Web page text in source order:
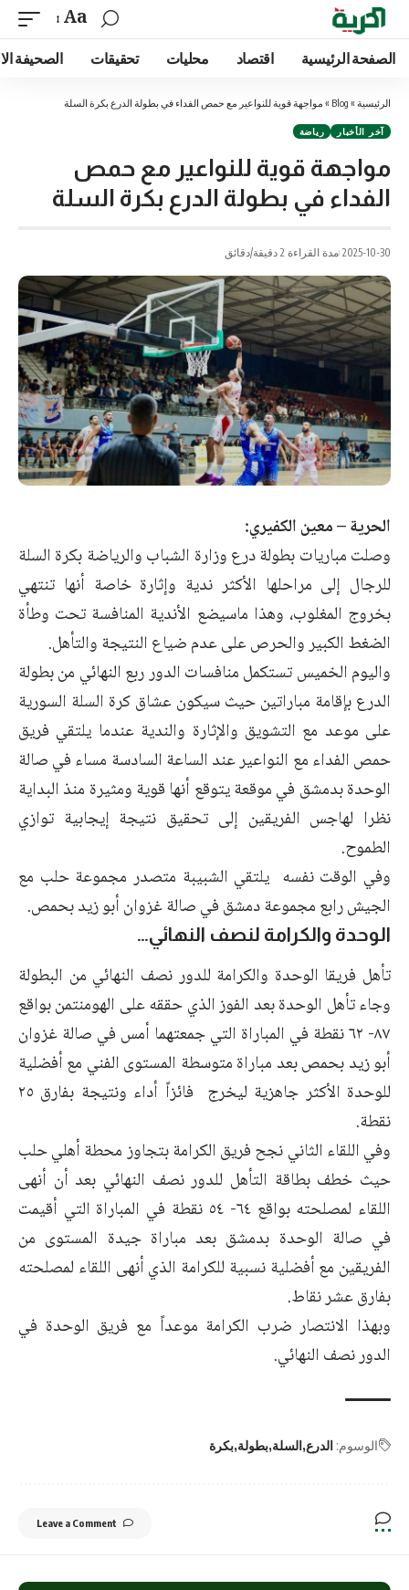
Aa
الصفحة الرئيسية اقتصاد محليات تحقيقات الصحيفة
الرئيسية »
Blog
» مواجهة قوية للنواعير مع حمص الفداء في بطولة الدرع بكرة السلة
آخر الأخبار رياضة
مواجهة قوية للنواعير مع حمص
الفداء في بطولة الدرع بكرة السلة
2025-10-30 مدة القراءة 2 دقيقة/دقائق
الحرية – معين الكفيري:
وصلت مباريات بطولة درع وزارة الشباب والرياضة بكرة السلة
للرجال إلى مراحلها الأكثر ندية وإثارة خاصة أنها تنتهي
بخروج المغلوب، وهذا ماسيضع الأندية المنافسة تحت وطأة
الضغط الكبير والحرص على عدم ضياع النتيجة والتأهل.
واليوم الخميس تستكمل منافسات الدور ربع النهائي من بطولة
الدرع بإقامة مباراتين حيث سيكون عشاق كرة السلة السورية
على موعد مع التشويق والإثارة والندية عندما يلتقي فريق
حمص الفداء مع النواعير عند الساعة السادسة مساء في صالة
الوحدة بدمشق في موقعة يتوقع أنها قوية ومثيرة منذ البداية
نظرا لهاجس الفريقين إلى تحقيق نتيجة إيجابية توازي
الطموح.
وفي الوقت نفسه يلتقي الشبيبة متصدر مجموعة حلب مع
الجيش رابع مجموعة دمشق في صالة غزوان أبو زيد بحمص.
الوحدة والكرامة لنصف النهائي…
تأهل فريقا الوحدة والكرامة للدور نصف النهائي من البطولة
وجاء تأهل الوحدة بعد الفوز الذي حققه على الهومنتمن بواقع
٨٧- ٦٢ نقطة في المباراة التي جمعتهما أمس في صالة غزوان
أبو زيد بحمص بعد مباراة متوسطة المستوى الفني مع أفضلية
للوحدة الأكثر جاهزية ليخرج فائزاً أداء ونتيجة بفارق ٢٥
نقطة.
وفي اللقاء الثاني نجح فريق الكرامة بتجاوز محطة أهلي حلب
حيث خطف بطاقة التأهل للدور نصف النهائي بعد أن أنهى
اللقاء لمصلحته بواقع ٦٤- ٥٤ نقطة في المباراة التي أقيمت
في صالة الوحدة بدمشق بعد مباراة جيدة المستوى من
الفريقين مع أفضلية نسبية للكرامة الذي أنهى اللقاء لمصلحته
بفارق عشر نقاط.
وبهذا الانتصار ضرب الكرامة موعداً مع فريق الوحدة في
الدور نصف النهائي.
الوسوم: الدرع السلة بطولة بكرة
Leave a Comment